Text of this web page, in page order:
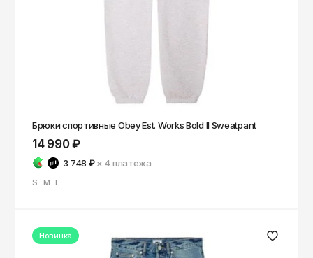
Брюки спортивные Obey Est. Works Bold II Sweatpant
14 990 ₽
3 748 ₽ × 4платежа
S M L
Новинка